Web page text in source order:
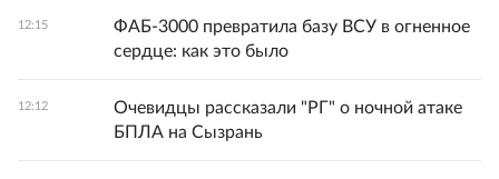
12:15
ФАБ-3000 превратила базу ВСУ в огненное
сердце: как это было
12:12
Очевидцы рассказали "РГ" о ночной атаке
БПЛА на Сызрань